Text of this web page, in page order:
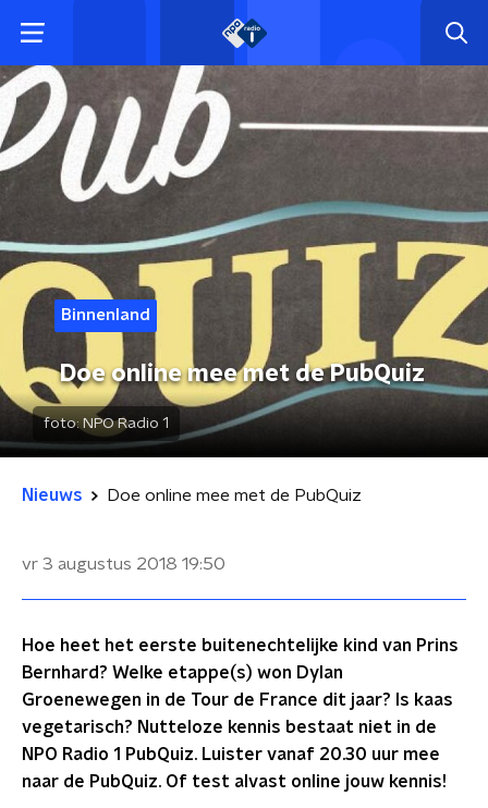
Binnenland
Doe online mee met de PubQuiz
foto: NPO Radio 1
Nieuws Doe online mee met de PubQuiz
vr 3 augustus 2018 19:50
Hoe heet het eerste buitenechtelijke kind van Prins
Bernhard? Welke etappe(s) won Dylan
Groenewegen in de Tour de France dit jaar? Is kaas
vegetarisch? Nutteloze kennis bestaat niet in de
NPO Radio 1 PubQuiz. Luister vanaf 20.30 uur mee
naar de PubQuiz. Of test alvast online jouw kennis!